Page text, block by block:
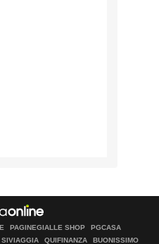
PAGINEGIALLE SHOP
PGCASA
SIVIAGGIA QUIFINANZA BUONISSIMO